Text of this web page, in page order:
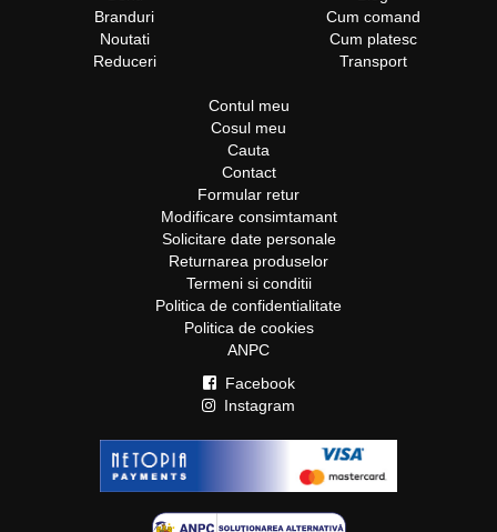
Branduri
Noutati
Reduceri
Cum comand
Cum platesc
Transport
Contul meu
Cosul meu
Cauta
Contact
Formular retur
Modificare consimtamant
Solicitare date personale
Returnarea produselor
Termeni si conditii
Politica de confidentialitate
Politica de cookies
ANPC
Facebook
Instagram